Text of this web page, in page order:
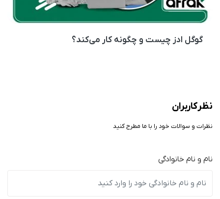
گوگل ادز چیست و چگونه کار می‌کند؟
نظر کاربران
نظرات و سوالات خود را با ما مطرح کنید
نام و نام خانوادگی